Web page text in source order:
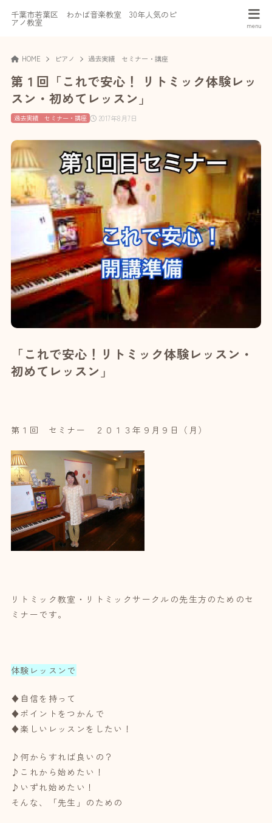
千葉市若葉区 わかば音楽教室 30年人気のピ
アノ教室
HOME ピアノ 過去実績 セミナー・講座
第１回「これで安心！ リトミック体験レッ
スン・初めてレッスン」
2017年8月7日
過去実績 セミナー・講座
「これで安心！リトミック体験レッスン・
初めてレッスン」
第１回 セミナー ２０１３年９月９日（月）
リトミック教室・リトミックサークルの先生方のためのセ
ミナーです。
体験レッスンで
♦自信を持って
♦ポイントをつかんで
♦楽しいレッスンをしたい！
♪何からすれば良いの？
♪これから始めたい！
♪いずれ始めたい！
そんな、「先生」のための